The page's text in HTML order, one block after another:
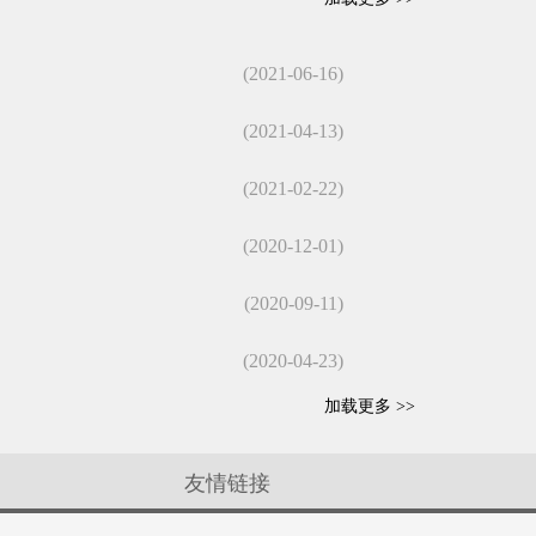
(2021-06-16)
(2021-04-13)
(2021-02-22)
(2020-12-01)
(2020-09-11)
(2020-04-23)
加载更多 >>
友情链接